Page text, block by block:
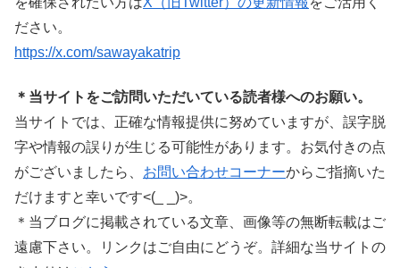
ださい。
https://x.com/sawayakatrip
＊当サイトをご訪問いただいている読者様へのお願い。
当サイトでは、正確な情報提供に努めていますが、誤字脱
字や情報の誤りが生じる可能性があります。お気付きの点
がございましたら、 お問い合わせコーナーからご指摘いた
だけますと幸いです<(_ _)>。
＊当ブログに掲載されている文章、画像等の無断転載はご
遠慮下さい。リンクはご自由にどうぞ。詳細な当サイトの